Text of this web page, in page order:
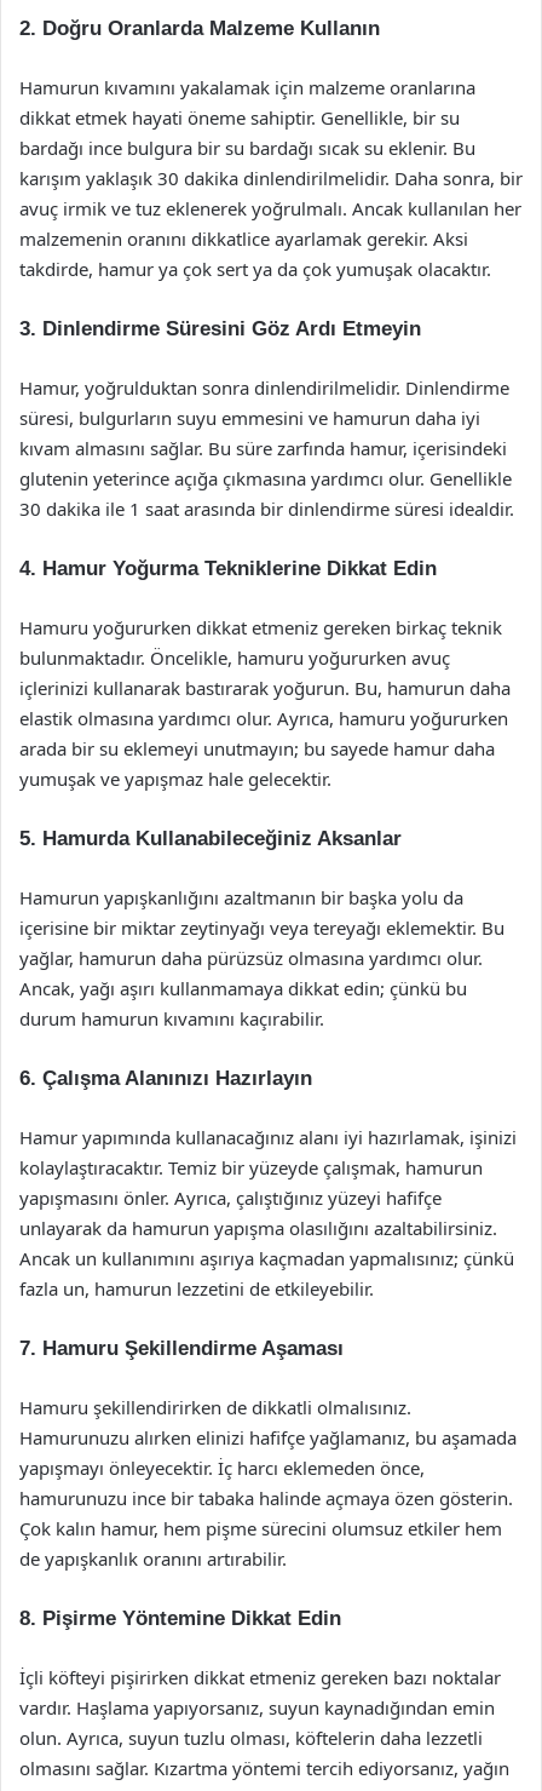
2. Doğru Oranlarda Malzeme Kullanın
Hamurun kıvamını yakalamak için malzeme oranlarına
dikkat etmek hayati öneme sahiptir. Genellikle, bir su
bardağı ince bulgura bir su bardağı sıcak su eklenir. Bu
karışım yaklaşık 30 dakika dinlendirilmelidir. Daha sonra, bir
avuç irmik ve tuz eklenerek yoğrulmalı. Ancak kullanılan her
malzemenin oranını dikkatlice ayarlamak gerekir. Aksi
takdirde, hamur ya çok sert ya da çok yumuşak olacaktır.
3. Dinlendirme Süresini Göz Ardı Etmeyin
Hamur, yoğrulduktan sonra dinlendirilmelidir. Dinlendirme
süresi, bulgurların suyu emmesini ve hamurun daha iyi
kıvam almasını sağlar. Bu süre zarfında hamur, içerisindeki
glutenin yeterince açığa çıkmasına yardımcı olur. Genellikle
30 dakika ile 1 saat arasında bir dinlendirme süresi idealdir.
4. Hamur Yoğurma Tekniklerine Dikkat Edin
Hamuru yoğururken dikkat etmeniz gereken birkaç teknik
bulunmaktadır. Öncelikle, hamuru yoğururken avuç
içlerinizi kullanarak bastırarak yoğurun. Bu, hamurun daha
elastik olmasına yardımcı olur. Ayrıca, hamuru yoğururken
arada bir su eklemeyi unutmayın; bu sayede hamur daha
yumuşak ve yapışmaz hale gelecektir.
5. Hamurda Kullanabileceğiniz Aksanlar
Hamurun yapışkanlığını azaltmanın bir başka yolu da
içerisine bir miktar zeytinyağı veya tereyağı eklemektir. Bu
yağlar, hamurun daha pürüzsüz olmasına yardımcı olur.
Ancak, yağı aşırı kullanmamaya dikkat edin; çünkü bu
durum hamurun kıvamını kaçırabilir.
6. Çalışma Alanınızı Hazırlayın
Hamur yapımında kullanacağınız alanı iyi hazırlamak, işinizi
kolaylaştıracaktır. Temiz bir yüzeyde çalışmak, hamurun
yapışmasını önler. Ayrıca, çalıştığınız yüzeyi hafifçe
unlayarak da hamurun yapışma olasılığını azaltabilirsiniz.
Ancak un kullanımını aşırıya kaçmadan yapmalısınız; çünkü
fazla un, hamurun lezzetini de etkileyebilir.
7. Hamuru Şekillendirme Aşaması
Hamuru şekillendirirken de dikkatli olmalısınız.
Hamurunuzu alırken elinizi hafifçe yağlamanız, bu aşamada
yapışmayı önleyecektir. İç harcı eklemeden önce,
hamurunuzu ince bir tabaka halinde açmaya özen gösterin.
Çok kalın hamur, hem pişme sürecini olumsuz etkiler hem
de yapışkanlık oranını artırabilir.
8. Pişirme Yöntemine Dikkat Edin
İçli köfteyi pişirirken dikkat etmeniz gereken bazı noktalar
vardır. Haşlama yapıyorsanız, suyun kaynadığından emin
olun. Ayrıca, suyun tuzlu olması, köftelerin daha lezzetli
olmasını sağlar. Kızartma yöntemi tercih ediyorsanız, yağın